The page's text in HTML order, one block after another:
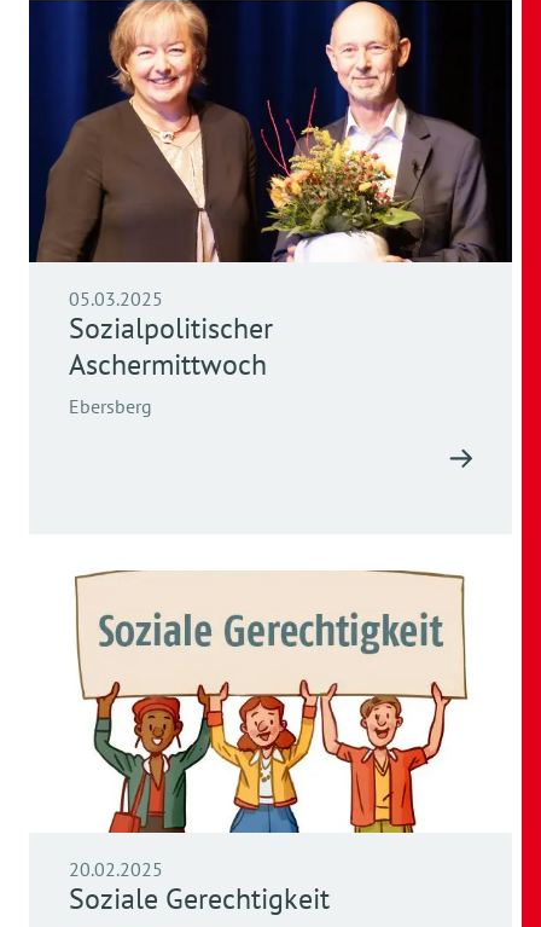
05.03.2025
Sozialpolitischer
Aschermittwoch
Ebersberg
20.02.2025
Soziale Gerechtigkeit